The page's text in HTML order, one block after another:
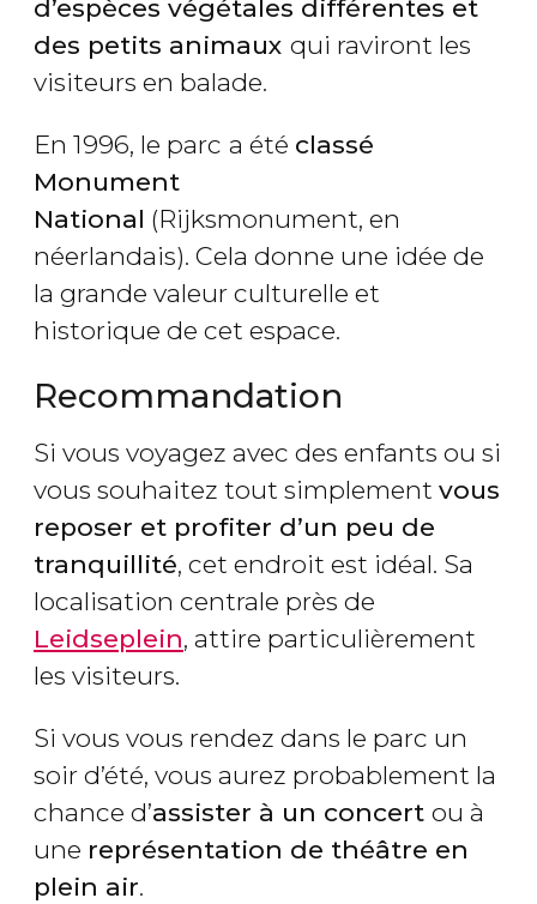
d’espèces végétales différentes et
des petits animaux qui raviront les
visiteurs en balade.
En 1996, le parc a été classé
Monument
National (Rijksmonument, en
néerlandais). Cela donne une idée de
la grande valeur culturelle et
historique de cet espace.
Recommandation
Si vous voyagez avec des enfants ou si
vous souhaitez tout simplement vous
reposer et profiter d’un peu de
tranquillité, cet endroit est idéal. Sa
localisation centrale près de
Leidseplein, attire particulièrement
les visiteurs.
Si vous vous rendez dans le parc un
soir d’été, vous aurez probablement la
chance d’assister à un concert ou à
une représentation de théâtre en
plein air.